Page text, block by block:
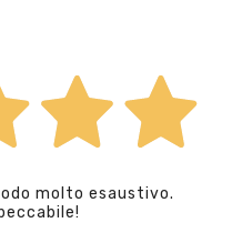
molto esaustivo.